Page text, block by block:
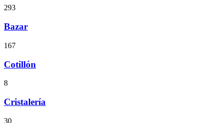
293
Bazar
167
Cotillón
8
Cristalería
30